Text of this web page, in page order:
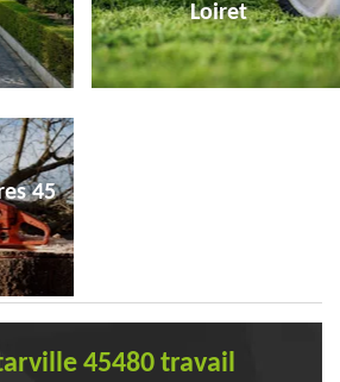
Loiret
45
45480 travail